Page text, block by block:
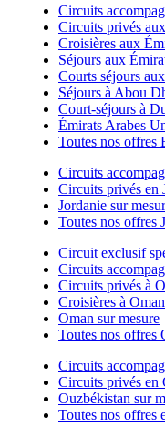
Circuits
Circuits privés
Croisières aux
Séjours aux
Courts séjours
Séjours à Abou
Court-séjours à
Émirats Arabes
Toutes nos offres
Circuits
Circuits privés en
Jordanie sur
Toutes nos offres
Circuit exclusif
Circuits
Circuits privés à
Croisières à Oman
Oman sur mesure
Toutes nos offres
Circuits
Circuits privés en
Ouzbékistan sur
Toutes nos offres